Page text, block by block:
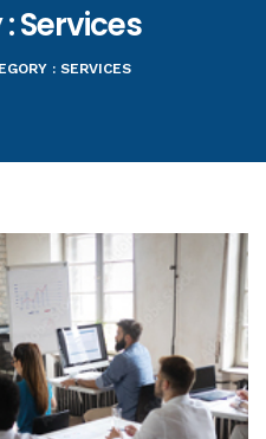
Services
: SERVICES